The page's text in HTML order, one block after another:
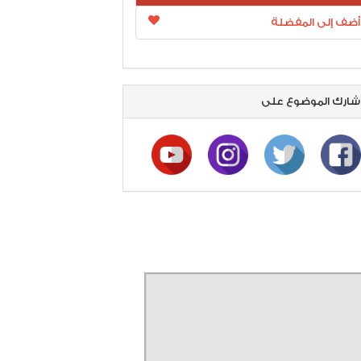
أضف إلى المفضلة
الموضوع على